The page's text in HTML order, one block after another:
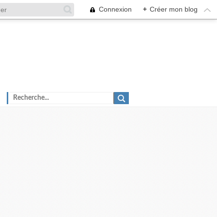
Connexion + Créer mon blog